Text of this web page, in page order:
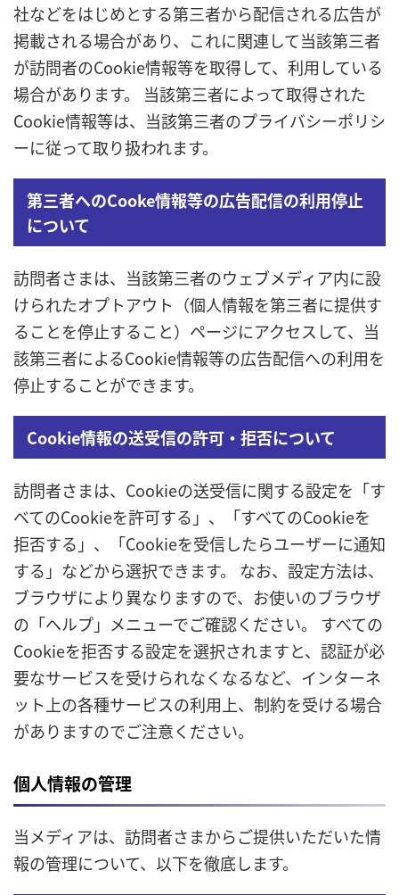
社などをはじめとする第三者から配信される広告が
掲載される場合があり、これに関連して当該第三者
が訪問者のCookie情報等を取得して、利用している
場合があります。 当該第三者によって取得された
Cookie情報等は、当該第三者のプライバシーポリシ
ーに従って取り扱われます。
第三者へのCooke情報等の広告配信の利用停止
について
訪問者さまは、当該第三者のウェブメディア内に設
けられたオプトアウト（個人情報を第三者に提供す
ることを停止すること）ページにアクセスして、当
該第三者によるCookie情報等の広告配信への利用を
停止することができます。
Cookie情報の送受信の許可・拒否について
訪問者さまは、Cookieの送受信に関する設定を「す
べてのCookieを許可する」、「すべてのCookieを
拒否する」、「Cookieを受信したらユーザーに通知
する」などから選択できます。 なお、設定方法は、
ブラウザにより異なりますので、お使いのブラウザ
の「ヘルプ」メニューでご確認ください。 すべての
Cookieを拒否する設定を選択されますと、認証が必
要なサービスを受けられなくなるなど、インターネ
ット上の各種サービスの利用上、制約を受ける場合
がありますのでご注意ください。
個人情報の管理
当メディアは、訪問者さまからご提供いただいた情
報の管理について、以下を徹底します。